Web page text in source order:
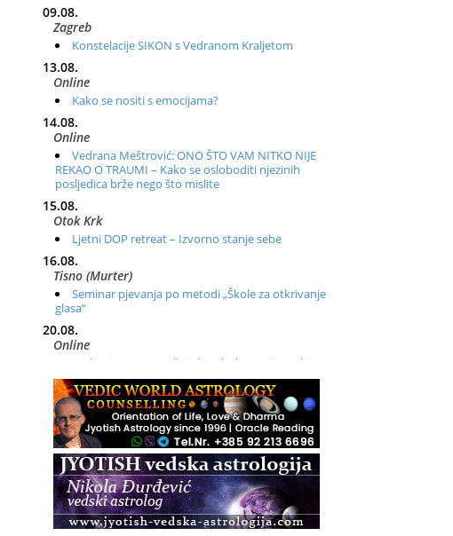
09.08.
Zagreb
Konstelacije SIKON s Vedranom Kraljetom
13.08.
Online
Kako se nositi s emocijama?
14.08.
Online
Vedrana Meštrović: ONO ŠTO VAM NITKO NIJE
REKAO O TRAUMI – Kako se osloboditi njezinih
posljedica brže nego što mislite
15.08.
Otok Krk
Ljetni DOP retreat – Izvorno stanje sebe
16.08.
Tisno (Murter)
Seminar pjevanja po metodi „Škole za otkrivanje
glasa“
20.08.
Online
Radionica: Pomagači iz drugih dimenzija Online –
otvoreno za sve
21.08.
Zagreb+Online
Osnovni ThetaHealing® tečaj, Zagreb i Online
22.08.
Pula
Access BARS®, otpusti stres
23.08.
Pula